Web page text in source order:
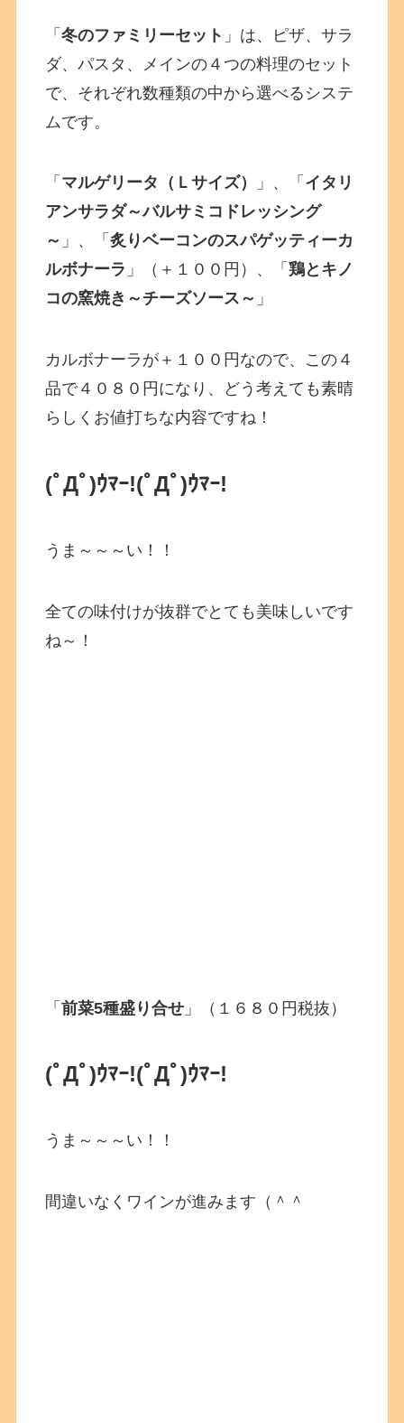
「冬のファミリーセット 」は、ピザ、サラ
ダ、パスタ、メインの４つの料理のセット
で、それぞれ数種類の中から選べるシステ
ムです。
「 マルゲリータ（Ｌサイズ） 」、「 イタリ
アンサラダ～バルサミコドレッシング
～ 」、「炙りベーコンのスパゲッティーカ
ルボナーラ 」（＋１００円）、「鶏とキノ
コの窯焼き～チーズソース～ 」
カルボナーラが＋１００円なので、この４
品で４０８０円になり、どう考えても素晴
らしくお値打ちな内容ですね！
(ﾟДﾟ)ｳﾏｰ!(ﾟДﾟ)ｳﾏｰ!
うま～～～い！！
全ての味付けが抜群でとても美味しいです
ね～！
「前菜5種盛り合せ 」（１６８０円税抜）
(ﾟДﾟ)ｳﾏｰ!(ﾟДﾟ)ｳﾏｰ!
うま～～～い！！
間違いなくワインが進みます（＾＾